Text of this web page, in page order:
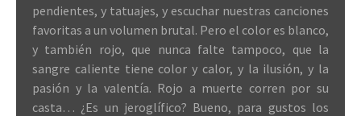
pendientes, y tatuajes, y escuchar nuestras canciones
favoritas a un volumen brutal. Pero el color es blanco,
y también rojo, que nunca falte tampoco, que la
sangre caliente tiene color y calor, y la ilusión, y la
pasión y la valentía. Rojo a muerte corren por su
casta… ¿Es un jeroglífico? Bueno, para gustos los